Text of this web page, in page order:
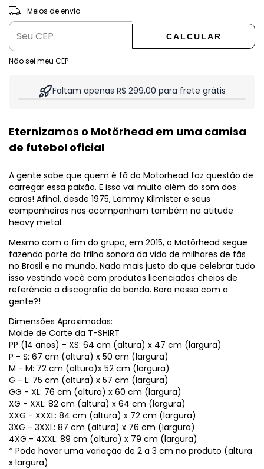
Entregas para o CEP:
Meios de envio
CALCULAR
Não sei meu CEP
Faltam apenas R$ 299,00 para frete grátis
Eternizamos o Motörhead em uma camisa
de futebol oficial
A gente sabe que quem é fã do Motörhead faz questão de
carregar essa paixão. E isso vai muito além do som dos
caras! Afinal, desde 1975, Lemmy Kilmister e seus
companheiros nos acompanham também na atitude
heavy metal.
Mesmo com o fim do grupo, em 2015, o Motörhead segue
fazendo parte da trilha sonora da vida de milhares de fãs
no Brasil e no mundo. Nada mais justo do que celebrar tudo
isso vestindo você com produtos licenciados cheios de
referência a discografia da banda. Bora nessa com a
gente?!
Dimensões Aproximadas:
Molde de Corte da T-SHIRT
PP (14 anos) - XS: 64 cm (altura) x 47 cm (largura)
P - S: 67 cm (altura) x 50 cm (largura)
M - M: 72 cm (altura)x 52 cm (largura)
G - L: 75 cm (altura) x 57 cm (largura)
GG - XL: 76 cm (altura) x 60 cm (largura)
XG - XXL: 82 cm (altura) x 64 cm (largura)
XXG - XXXL: 84 cm (altura) x 72 cm (largura)
3XG - 3XXL: 87 cm (altura) x 76 cm (largura)
4XG - 4XXL: 89 cm (altura) x 79 cm (largura)
* Pode haver uma variação de 2 a 3 cm no produto (altura
x largura)